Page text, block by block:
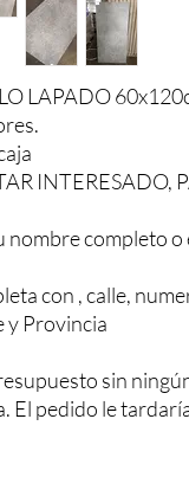
LAPADO
INTERESADO,
nombre completo o
con , calle,
y Provincia
sin
El pedido le